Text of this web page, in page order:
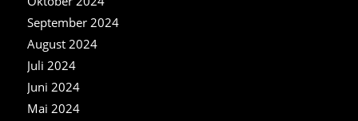
September 2024
August 2024
Juli 2024
Juni 2024
Mai 2024